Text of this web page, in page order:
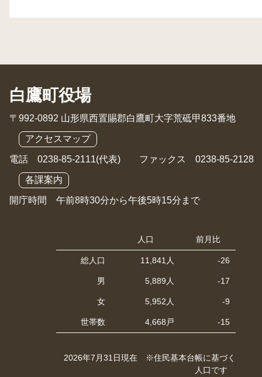
白鷹町役場
〒992-0892 山形県西置賜郡白鷹町大字荒砥甲833番地
アクセスマップ
電話 0238-85-2111(代表) ファックス 0238-85-2128
各課案内
開庁時間 午前8時30分から午後5時15分まで
人口 前月比
総人口 11,841人 -26
男 5,889人 -17
女 5,952人 -9
世帯数 4,668戸 -15
2026年7月31日現在 ※住民基本台帳に基づく
人口です